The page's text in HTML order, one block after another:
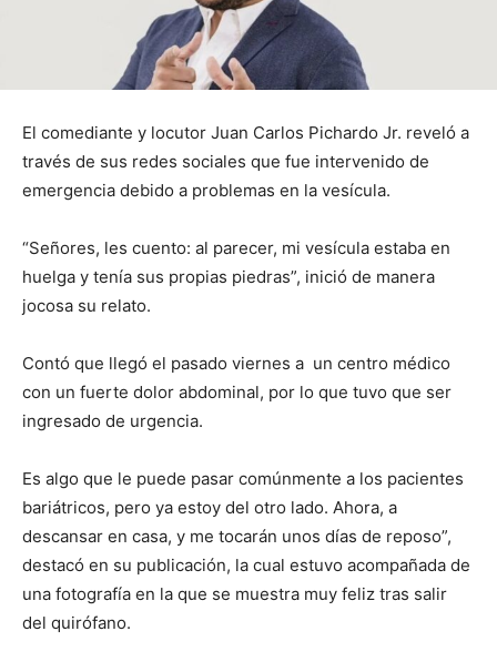
El comediante y locutor Juan Carlos Pichardo Jr. reveló a
través de sus redes sociales que fue intervenido de
emergencia debido a problemas en la vesícula.
“Señores, les cuento: al parecer, mi vesícula estaba en
huelga y tenía sus propias piedras”, inició de manera
jocosa su relato.
Contó que llegó el pasado viernes a un centro médico
con un fuerte dolor abdominal, por lo que tuvo que ser
ingresado de urgencia.
Es algo que le puede pasar comúnmente a los pacientes
bariátricos, pero ya estoy del otro lado. Ahora, a
descansar en casa, y me tocarán unos días de reposo”,
destacó en su publicación, la cual estuvo acompañada de
una fotografía en la que se muestra muy feliz tras salir
del quirófano.